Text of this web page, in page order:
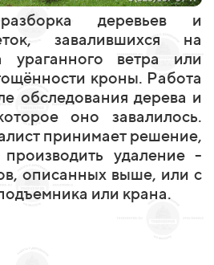
деревьев и
завалившихся на
ураганного ветра или
кроны. Работа
обследования дерева и
оно завалилось.
принимает решение,
удаление -
описанных выше, или с
или крана.